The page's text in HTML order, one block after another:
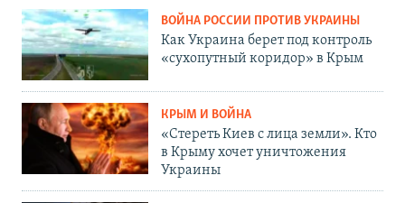
ВОЙНА РОССИИ ПРОТИВ УКРАИНЫ
Как Украина берет под контроль
«сухопутный коридор» в Крым
КРЫМ И ВОЙНА
«Стереть Киев с лица земли». Кто
в Крыму хочет уничтожения
Украины